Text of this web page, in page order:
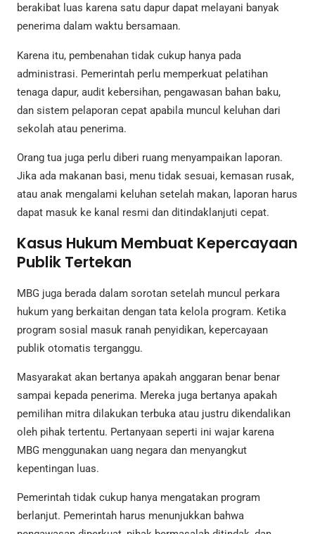
berakibat luas karena satu dapur dapat melayani banyak
penerima dalam waktu bersamaan.
Karena itu, pembenahan tidak cukup hanya pada
administrasi. Pemerintah perlu memperkuat pelatihan
tenaga dapur, audit kebersihan, pengawasan bahan baku,
dan sistem pelaporan cepat apabila muncul keluhan dari
sekolah atau penerima.
Orang tua juga perlu diberi ruang menyampaikan laporan.
Jika ada makanan basi, menu tidak sesuai, kemasan rusak,
atau anak mengalami keluhan setelah makan, laporan harus
dapat masuk ke kanal resmi dan ditindaklanjuti cepat.
Kasus Hukum Membuat Kepercayaan
Publik Tertekan
MBG juga berada dalam sorotan setelah muncul perkara
hukum yang berkaitan dengan tata kelola program. Ketika
program sosial masuk ranah penyidikan, kepercayaan
publik otomatis terganggu.
Masyarakat akan bertanya apakah anggaran benar benar
sampai kepada penerima. Mereka juga bertanya apakah
pemilihan mitra dilakukan terbuka atau justru dikendalikan
oleh pihak tertentu. Pertanyaan seperti ini wajar karena
MBG menggunakan uang negara dan menyangkut
kepentingan luas.
Pemerintah tidak cukup hanya mengatakan program
berlanjut. Pemerintah harus menunjukkan bahwa